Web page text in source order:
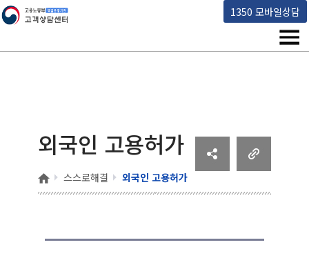
1350 모바일상담
고용노동부 책임운영기관 고객상담센터
메
외국인 고용허가
홈 스스로해결 외국인 고용허가